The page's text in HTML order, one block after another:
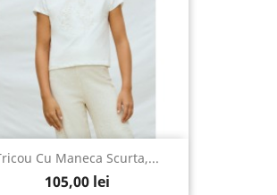
Cu Maneca Scurta,...
105,00 lei